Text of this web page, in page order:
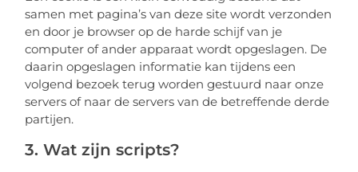
samen met pagina’s van deze site wordt verzonden
en door je browser op de harde schijf van je
computer of ander apparaat wordt opgeslagen. De
daarin opgeslagen informatie kan tijdens een
volgend bezoek terug worden gestuurd naar onze
servers of naar de servers van de betreffende derde
partijen.
3. Wat zijn scripts?